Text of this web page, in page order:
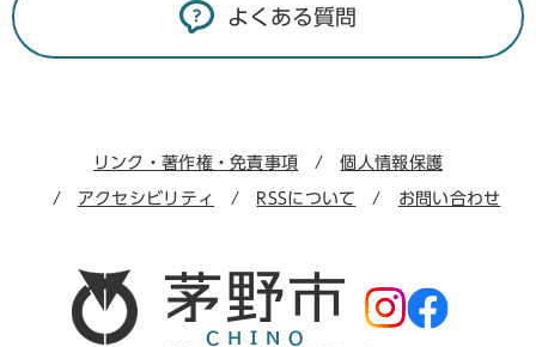
よくある質問
リンク・著作権・免責事項 個人情報保護
アクセシビリティ RSSについて お問い合わせ